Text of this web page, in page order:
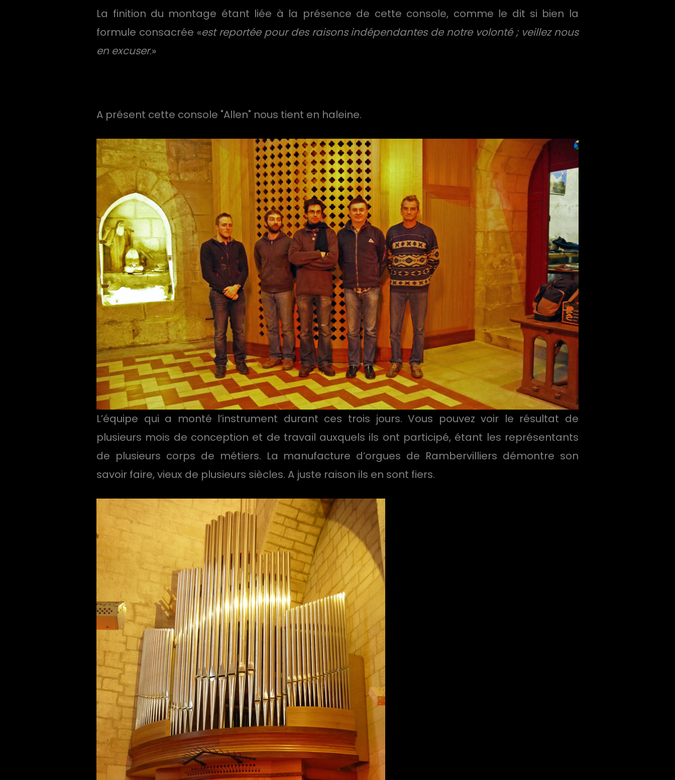
La finition du montage étant liée à la présence de cette console, comme le dit si bien la
formule consacrée «est reportée pour des raisons indépendantes de notre volonté ; veillez nous
en excuser.»
A présent cette console "Allen" nous tient en haleine.
L’équipe qui a monté l’instrument durant ces trois jours. Vous pouvez voir le résultat de
plusieurs mois de conception et de travail auxquels ils ont participé, étant les représentants
de plusieurs corps de métiers. La manufacture d’orgues de Rambervilliers démontre son
savoir faire, vieux de plusieurs siècles. A juste raison ils en sont fiers.